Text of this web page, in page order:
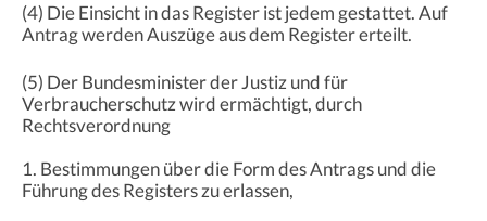
(4) Die Einsicht in das Register ist jedem gestattet. Auf
Antrag werden Auszüge aus dem Register erteilt.
(5) Der Bundesminister der Justiz und für
Verbraucherschutz wird ermächtigt, durch
Rechtsverordnung
1. Bestimmungen über die Form des Antrags und die
Führung des Registers zu erlassen,